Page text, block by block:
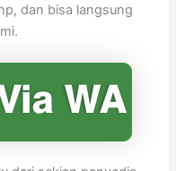
dan bisa langsung